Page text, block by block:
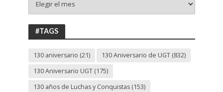
130
ANIVERSARIO
UGT
#TAGS
130 aniversario (21) 130 Aniversario de UGT(832)
130 Aniversario UGT(175)
130 años de Luchas y Conquistas(153)